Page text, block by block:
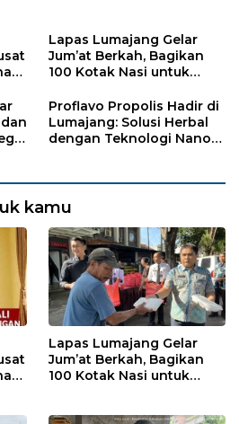
Lapas Lumajang Gelar
Jum’at Berkah, Bagikan
100 Kotak Nasi untuk
Proflavo Propolis Hadir di
Lumajang: Solusi Herbal
dengan Teknologi Nano
kamu
Lapas Lumajang Gelar
Jum’at Berkah, Bagikan
100 Kotak Nasi untuk